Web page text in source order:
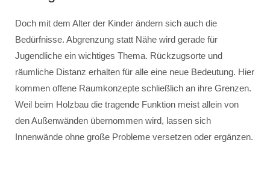
Doch mit dem Alter der Kinder ändern sich auch die
Bedürfnisse. Abgrenzung statt Nähe wird gerade für
Jugendliche ein wichtiges Thema. Rückzugsorte und
räumliche Distanz erhalten für alle eine neue Bedeutung. Hier
kommen offene Raumkonzepte schließlich an ihre Grenzen.
Weil beim Holzbau die tragende Funktion meist allein von
den Außenwänden übernommen wird, lassen sich
Innenwände ohne große Probleme versetzen oder ergänzen.